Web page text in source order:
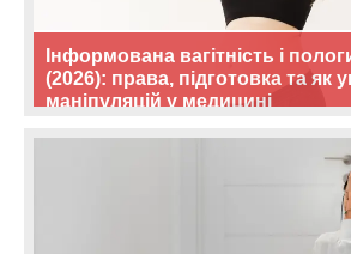
Інформована вагітність і
(2026): права, підготовка та як
маніпуляцій у медицині